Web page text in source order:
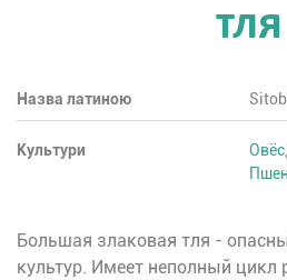
тля
Назва латиною
Культури Овёс
Большая злаковая тля -
культур. Имеет неполный цикл